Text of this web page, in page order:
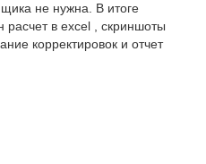
не нужна. В итоге
расчет в excel , скриншоты
корректировок и отчет